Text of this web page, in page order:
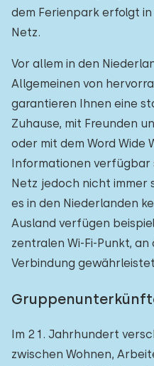
dem Ferienpark erfolgt in
Netz.
Vor allem in den
Allgemeinen von
garantieren Ihnen eine
Zuhause, mit Freunden
oder mit dem Word Wide
Informationen verfügbar
Netz jedoch nicht immer
es in den Niederlanden
Ausland verfügen
zentralen Wi-Fi-Punkt,
Verbindung
Im 21. Jahrhundert
zwischen Wohnen,